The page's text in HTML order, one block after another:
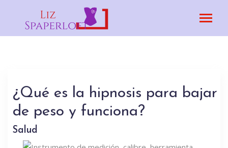
¿Qué es la hipnosis para bajar
de peso y funciona?
Salud